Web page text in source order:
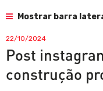
Mostrar barra
22/10/2024
Post
construção